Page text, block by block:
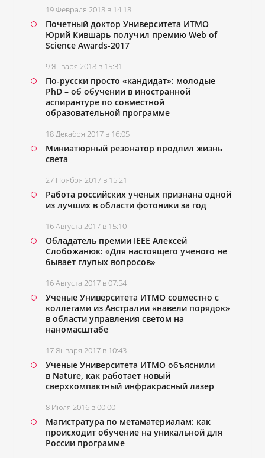
19 Февраля 2018 в 14:18
Почетный доктор Университета ИТМО
Юрий Кившарь получил премию Web of
Science Awards-2017
9 Января 2018 в 15:31
По-русски просто «кандидат»: молодые
PhD – об обучении в иностранной
аспирантуре по совместной
образовательной программе
18 Декабря 2017 в 16:05
Миниатюрный резонатор продлил жизнь
света
27 Ноября 2017 в 15:21
Работа российских ученых признана одной
из лучших в области фотоники за год
16 Августа 2017 в 15:10
Обладатель премии IEEE Алексей
Слобожанюк: «Для настоящего ученого не
бывает глупых вопросов»
16 Августа 2017 в 07:54
Ученые Университета ИТМО совместно с
коллегами из Австралии «навели порядок»
в области управления светом на
наномасштабе
17 Января 2017 в 10:43
Ученые Университета ИТМО объяснили
в Nature, как работает новый
сверхкомпактный инфракрасный лазер
8 Июля 2016 в 00:00
Магистратура по метаматериалам: как
происходит обучение на уникальной для
России программе